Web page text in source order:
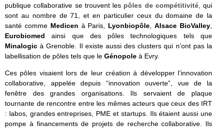
publique collaborative se trouvent les pôles de compétitivité, qui
sont au nombre de 71, et en particulier ceux du domaine de la
santé comme Medicen à Paris, Lyonbiopôle ,Alsace BioValley
Eurobiomedainsi que des pôles technologiques tels que
Minalogicà Grenoble. Il existe aussi des clusters qui n’ont pas la
labellisation de pôles tels que le Génopole à Evry.
Ces pôles visaient lors de leur création à développer l’innovation
collaborative, appelée depuis “innovation ouverte”, vue de la
fenêtre des grandes organisations. Ils servaient de plaque
tournante de rencontre entre les mêmes acteurs que ceux des IRT
: labos, grandes entreprises, PME et startups. Ils étaient aussi une
pompe à financements de projets de recherche collaborative. Ils